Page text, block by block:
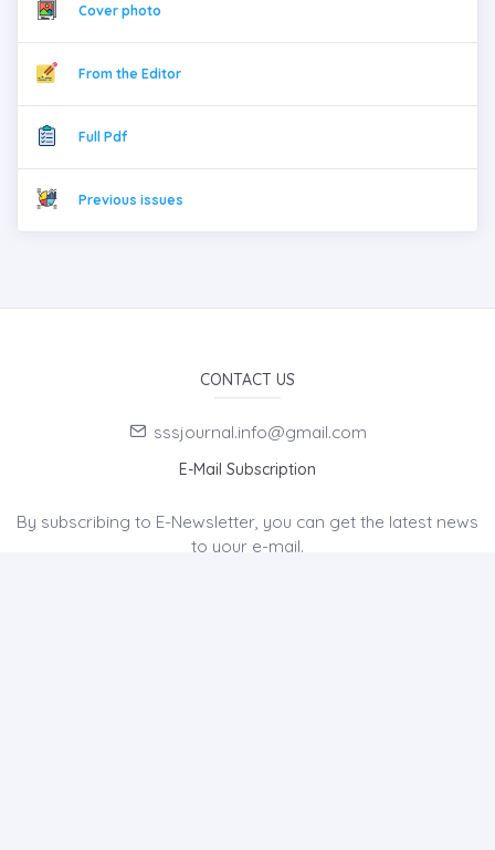
Cover photo
From the Editor
Full Pdf
Previous issues
CONTACT US
sssjournal.info@gmail.com
E-Mail Subscription
By subscribing to E-Newsletter, you can get the latest news
to your e-mail.